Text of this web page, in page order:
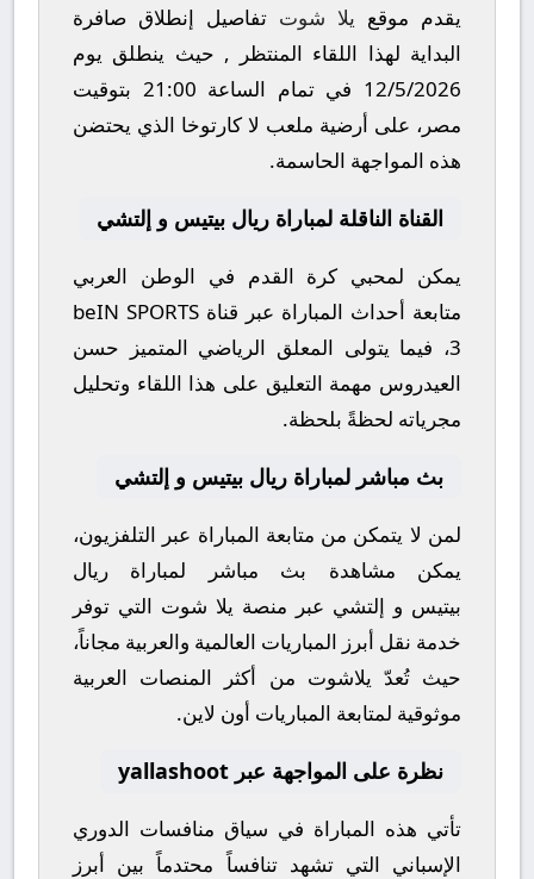
يقدم موقع يلا شوت تفاصيل إنطلاق صافرة
البداية لهذا اللقاء المنتظر , حيث ينطلق يوم
12/5/2026 في تمام الساعة 21:00 بتوقيت
مصر، على أرضية ملعب لا كارتوخا الذي يحتضن
هذه المواجهة الحاسمة.
القناة الناقلة لمباراة ريال بيتيس و إلتشي
يمكن لمحبي كرة القدم في الوطن العربي
متابعة أحداث المباراة عبر قناة beIN SPORTS
3، فيما يتولى المعلق الرياضي المتميز حسن
العيدروس مهمة التعليق على هذا اللقاء وتحليل
مجرياته لحظةً بلحظة.
بث مباشر لمباراة ريال بيتيس و إلتشي
لمن لا يتمكن من متابعة المباراة عبر التلفزيون،
يمكن مشاهدة بث مباشر لمباراة ريال
بيتيس و إلتشي عبر منصة يلا شوت التي توفر
خدمة نقل أبرز المباريات العالمية والعربية مجاناً،
حيث تُعدّ يلاشوت من أكثر المنصات العربية
موثوقية لمتابعة المباريات أون لاين.
نظرة على المواجهة عبر yallashoot
تأتي هذه المباراة في سياق منافسات الدوري
الإسباني التي تشهد تنافساً محتدماً بين أبرز